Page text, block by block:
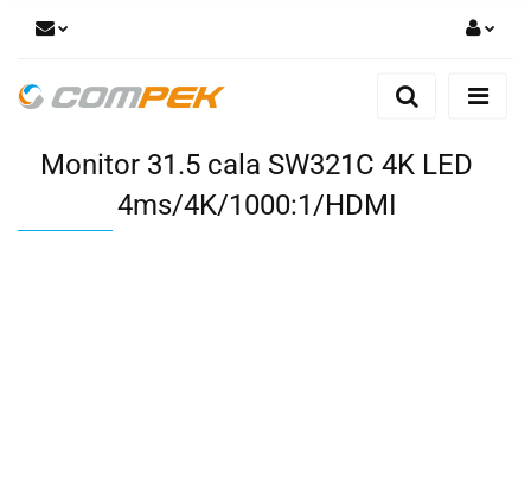
Zaloguj się
Dodaj zgłoszenie
Zgody cookies
Monitor 31.5 cala SW321C 4K LED
4ms/4K/1000:1/HDMI